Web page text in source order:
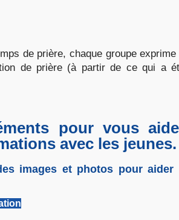
de prière, chaque groupe exprime
de prière (à partir de ce qui a
pour vous
avec les jeunes.
images et photos pour aider